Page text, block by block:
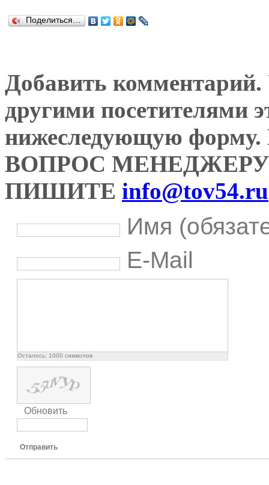
Поделиться…
Добавить комментарий.
другими посетителями
нижеследующую
ВОПРОС
ПИШИТЕ info@tov54.ru
Имя
E-Mail
Осталось: 1000 символов
Обновить
Отправить